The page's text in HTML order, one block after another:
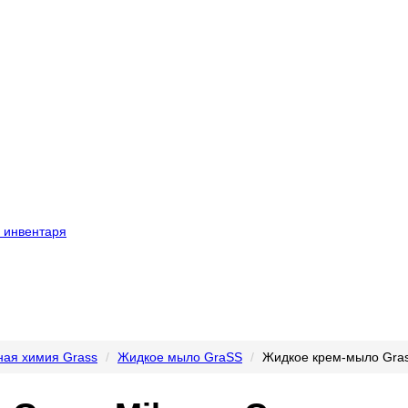
химия Grass Жидкое мыло GraSS Жидкое крем-мыло